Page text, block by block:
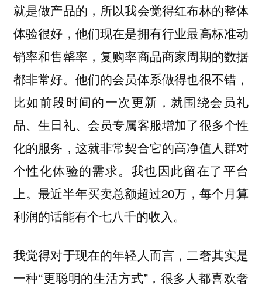
就是做产品的，所以我会觉得红布林的整体
体验很好，他们现在是拥有行业最高标准动
销率和售罄率，复购率商品商家周期的数据
都非常好。他们的会员体系做得也很不错，
比如前段时间的一次更新，就围绕会员礼
品、生日礼、会员专属客服增加了很多个性
化的服务，这就非常契合它的高净值人群对
个性化体验的需求。我也因此留在了平台
上。最近半年买卖总额超过20万，每个月算
利润的话能有个七八千的收入。
我觉得对于现在的年轻人而言，二奢其实是
一种“更聪明的生活方式”，很多人都喜欢奢